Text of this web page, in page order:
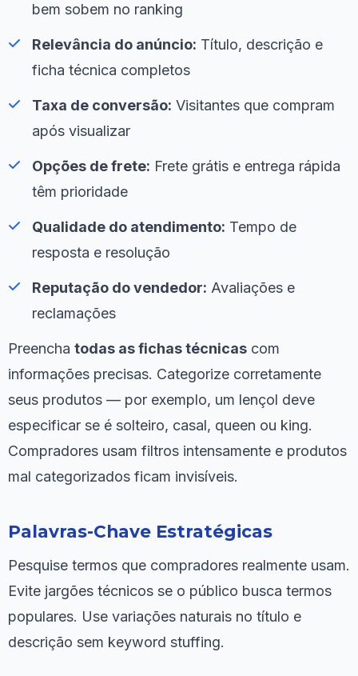
bem sobem no ranking
Relevância do anúncio: Título, descrição e
ficha técnica completos
Taxa de conversão: Visitantes que compram
após visualizar
Opções de frete: Frete grátis e entrega rápida
têm prioridade
Qualidade do atendimento: Tempo de
resposta e resolução
Reputação do vendedor: Avaliações e
reclamações
Preencha todas as fichas técnicas com
informações precisas. Categorize corretamente
seus produtos — por exemplo, um lençol deve
especificar se é solteiro, casal, queen ou king.
Compradores usam filtros intensamente e produtos
mal categorizados ficam invisíveis.
Palavras-Chave Estratégicas
Pesquise termos que compradores realmente usam.
Evite jargões técnicos se o público busca termos
populares. Use variações naturais no título e
descrição sem keyword stuffing.